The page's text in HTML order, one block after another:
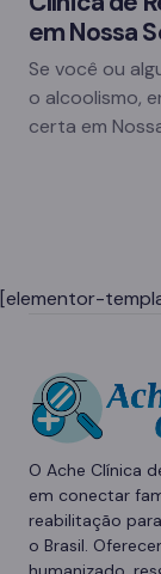
em Nossa
Se você ou
o alcoolismo,
certa em
[elementor-
O Ache Clínica
em conectar
reabilitação
o Brasil.